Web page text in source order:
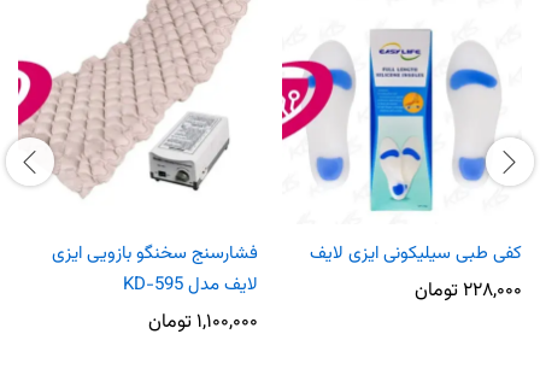
کفی طبی سیلیکونی ایزی لایف
۲۲۸,۰۰۰ تومان
فشارسنج سخنگو بازویی ایزی
لایف مدل KD-595
۱,۱۰۰,۰۰۰ تومان